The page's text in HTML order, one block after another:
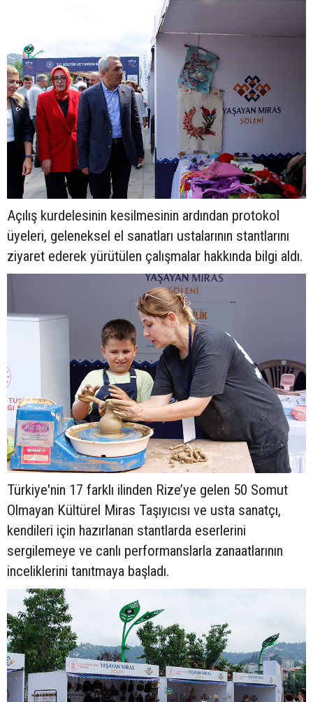
Açılış kurdelesinin kesilmesinin ardından protokol
üyeleri, geleneksel el sanatları ustalarının stantlarını
ziyaret ederek yürütülen çalışmalar hakkında bilgi aldı.
Türkiye'nin 17 farklı ilinden Rize’ye gelen 50 Somut
Olmayan Kültürel Miras Taşıyıcısı ve usta sanatçı,
kendileri için hazırlanan stantlarda eserlerini
sergilemeye ve canlı performanslarla zanaatlarının
inceliklerini tanıtmaya başladı.